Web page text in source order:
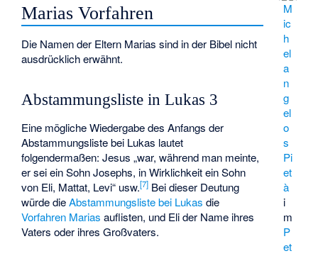
M
ic
h
el
a
n
g
el
o
s
Pi
et
à
i
m
P
et
Marias Vorfahren
Die Namen der Eltern Marias sind in der Bibel nicht
ausdrücklich erwähnt.
Abstammungsliste in Lukas 3
Eine mögliche Wiedergabe des Anfangs der
Abstammungsliste bei Lukas lautet
folgendermaßen: Jesus „war, während man meinte,
er sei ein Sohn Josephs, in Wirklichkeit ein Sohn
von Eli, Mattat, Levi“ usw.[7] Bei dieser Deutung
würde dieAbstammungsliste bei Lukas die
Vorfahren Marias auflisten, und Eli der Name ihres
Vaters oder ihres Großvaters.